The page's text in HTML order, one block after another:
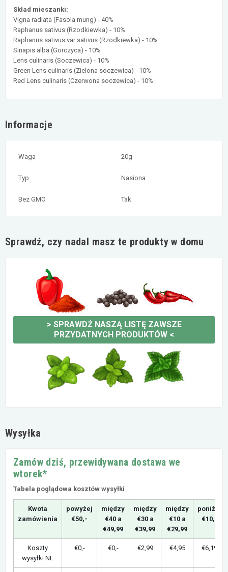
Skład mieszanki:
Vigna radiata (Fasola mung) - 40%
Raphanus sativus (Rzodkiewka) - 10%
Raphanus sativus var sativus (Rzodkiewka) - 10%
Sinapis alba (Gorczyca) - 10%
Lens culinaris (Soczewica) - 10%
Green Lens culinaris (Zielona soczewica) - 10%
Red Lens culinaris (Czerwona soczewica) - 10%
Informacje
Waga 20g
Typ Nasiona
Bez GMO Tak
Sprawdź, czy nadal masz te produkty w domu
> SPRAWDŹ NASZĄ LISTĘ ZAWSZE
PRZYDATNYCH PRODUKTÓW <
Wysyłka
Zamów dziś, przewidywana dostawa we
wtorek*
Tabela poglądowa kosztów wysyłki
Kwota
zamówienia
powyżej
€50,-
między
€40 a
€49,99
między
€30 a
€39,99
między
€10 a
€29,99
poniżej
€10,-
Koszty
wysyłki NL
€0,- €0,- €2,99 €4,95 €6,19